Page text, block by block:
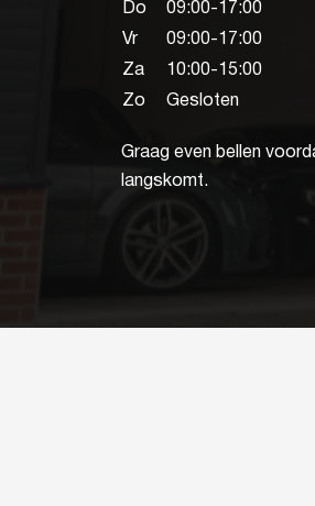
Do
09:00-17:00
Vr
09:00-17:00
Za
10:00-15:00
Zo
Gesloten
Graag even bellen
langskomt.